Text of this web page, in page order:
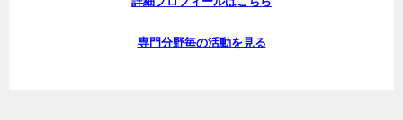
専門分野毎の活動を見る